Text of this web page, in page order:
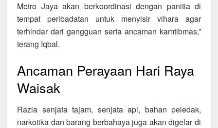
Metro Jaya akan berkoordinasi dengan panitia di
tempat peribadatan untuk menyisir vihara agar
terhindar dari gangguan serta ancaman kamtibmas,”
terang Iqbal.
Ancaman Perayaan Hari Raya
Waisak
Razia senjata tajam, senjata api, bahan peledak,
narkotika dan barang berbahaya juga akan digelar di